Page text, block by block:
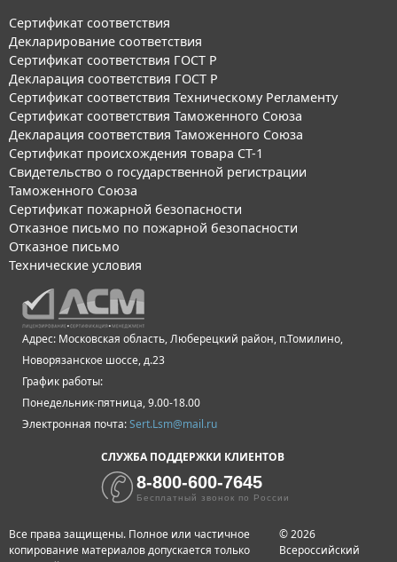
Сертификат соответствия
Декларирование соответствия
Сертификат соответствия ГОСТ Р
Декларация соответствия ГОСТ Р
Сертификат соответствия Техническому Регламенту
Сертификат соответствия Таможенного Союза
Декларация соответствия Таможенного Союза
Сертификат происхождения товара СТ-1
Свидетельство о государственной регистрации
Таможенного Союза
Сертификат пожарной безопасности
Отказное письмо по пожарной безопасности
Отказное письмо
Технические условия
Адрес: Московская область, Люберецкий район, п.Томилино,
Новорязанское шоссе, д.23
График работы:
Понедельник-пятница, 9.00-18.00
Электронная почта:Sert.Lsm@mail.ru
СЛУЖБА ПОДДЕРЖКИ КЛИЕНТОВ
8-800-600-7645
Бесплатный звонок по России
Все права защищены. Полное или частичное
копирование материалов допускается только
© 2026
Всероссийский